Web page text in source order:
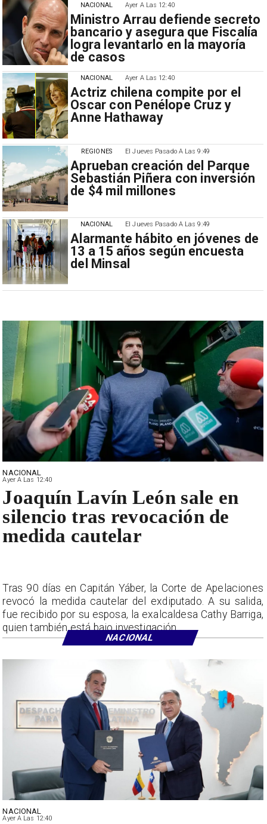
Ayer A Las 12:40
Ministro Arrau defiende secreto
bancario y asegura que Fiscalía
logra levantarlo en la mayoría
de casos
NACIONAL
Ayer A Las 12:40
Actriz chilena compite por el
Oscar con Penélope Cruz y
Anne Hathaway
NACIONAL
El Jueves Pasado A Las 9:49
Aprueban creación del Parque
Sebastián Piñera con inversión
de $4 mil millones
REGIONES
El Jueves Pasado A Las 9:49
Alarmante hábito en jóvenes de
13 a 15 años según encuesta
del Minsal
NACIONAL
NACIONAL
Ayer A Las 12:40
NACIONAL
Ayer A Las 12:40
Joaquín Lavín León sale en
silencio tras revocación de
medida cautelar
Tras 90 días en Capitán Yáber, la Corte de Apelaciones
revocó la medida cautelar del exdiputado. A su salida,
fue recibido por su esposa, la exalcaldesa Cathy Barriga,
quien también está bajo investigación.
NACIONAL